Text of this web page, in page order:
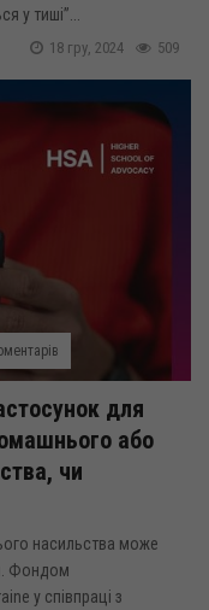
у тиші”...
509
18 гру, 2024
для
або
чи
насильства може
Фондом
у співпраці з